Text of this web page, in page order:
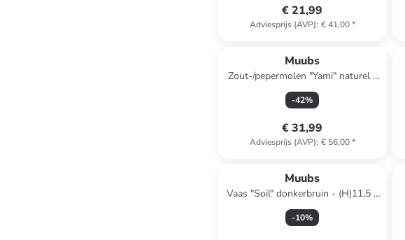
€ 21,99
Adviesprijs (AVP): € 41,00*
Muubs
Zout-/pepermolen "Yami" naturel -
(H)20 x Ø 6,5 cm
-42%
€ 31,99
Adviesprijs (AVP): € 56,00*
Muubs
Vaas "Soil" donkerbruin - (H)11,5 x
Ø 18 cm
-10%